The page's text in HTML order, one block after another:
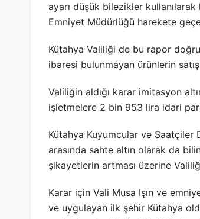
ayarı düşük bilezikler kullanılarak
Emniyet Müdürlüğü harekete
Kütahya Valiliği de bu rapor
ibaresi bulunmayan ürünlerin
Valiliğin aldığı karar imitasyon
işletmelere 2 bin 953 lira idari
Kütahya Kuyumcular ve Saatçiler
arasında sahte altın olarak da
şikayetlerin artması üzerine
Karar için Vali Musa Işın ve
ve uygulayan ilk şehir Kütahya